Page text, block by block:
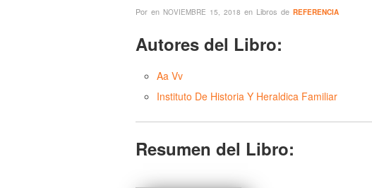
Por en NOVIEMBRE 15, 2018 en Libros de REFERENCIA
Autores del Libro:
Aa Vv
Instituto De Historia Y Heraldica Familiar
Resumen del Libro: